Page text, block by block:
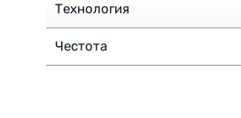
Технология
Честота